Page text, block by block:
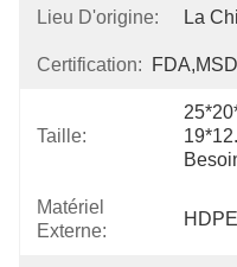
Lieu D'origine: La
Certification:
Taille:
Matériel
Externe: